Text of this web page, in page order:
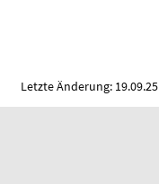
Letzte Änderung: 19.09.25